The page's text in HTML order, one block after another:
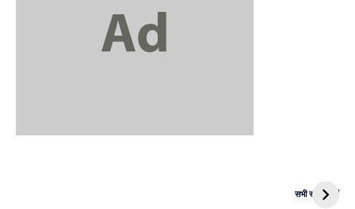
सभी स्टोरी देखें
Kanya Vivah